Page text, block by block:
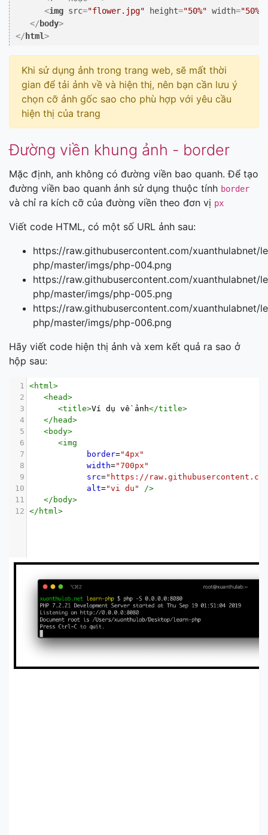
<img src="flower.jpg" height="50%" width="50%"
</ body>
</ html>
Khi sử dụng ảnh trong trang web, sẽ mất thời
gian để tải ảnh về và hiện thị, nên bạn cần lưu ý
chọn cỡ ảnh gốc sao cho phù hợp với yêu cầu
hiện thị của trang
Đường viền khung ảnh - border
Mặc định, anh không có đường viền bao quanh. Để tạo
đường viền bao quanh ảnh sử dụng thuộc tính border
và chỉ ra kích cỡ của đường viền theo đơn vị px
Viết code HTML, có một số URL ảnh sau:
https://raw.githubusercontent.com/xuanthulabnet/
php/master/imgs/php-004.png
https://raw.githubusercontent.com/xuanthulabnet/
php/master/imgs/php-005.png
https://raw.githubusercontent.com/xuanthulabnet/
php/master/imgs/php-006.png
Hãy viết code hiện thị ảnh và xem kết quả ra sao ở
hộp sau:
1 <html>
2
<head>
3
<title>Ví dụ về ảnh</title>
4
</ head>
5
<body>
6
<img
7
border="4px"
8
width="700px"
9
src="https://
10
alt="vi du"
/>
11
</ body>
12 </ html>